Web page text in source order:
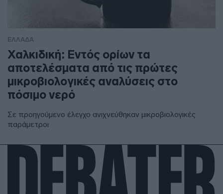
ΕΛΛΑΔΑ
Χαλκιδική: Εντός ορίων τα
αποτελέσματα από τις πρώτες
μικροβιολογικές αναλύσεις στο
πόσιμο νερό
Σε προηγούμενο έλεγχο ανιχνεύθηκαν μικροβιολογικές
παράμετροι